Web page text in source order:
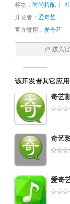
标签： 时尚搭配
开发者： 爱奇艺
官方微博： 爱奇艺
进入
该开发者其它应用
爱奇